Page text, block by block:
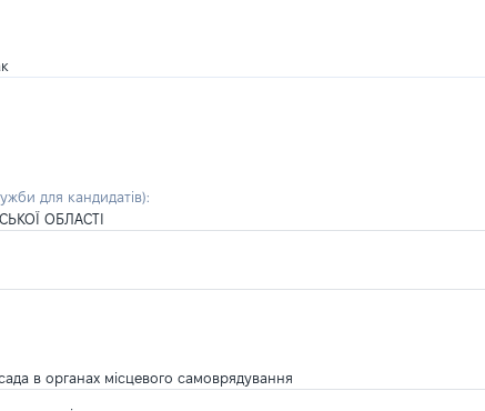
для кандидатів):
ОБЛАСТІ
в органах місцевого самоврядування